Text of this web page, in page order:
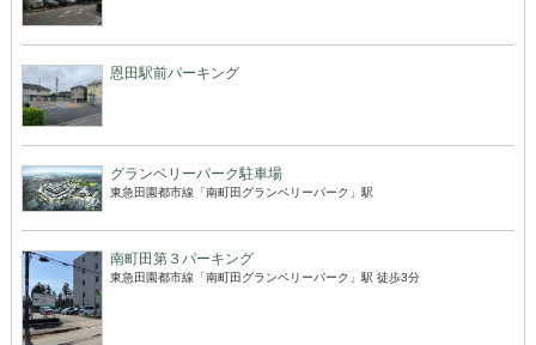
恩田駅前パーキング
グランベリーパーク駐車場
東急田園都市線「南町田グランベリーパーク」駅
南町田第３パーキング
東急田園都市線「南町田グランベリーパーク」駅 徒歩3分